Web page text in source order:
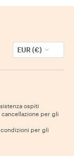
EUR (€)
ospiti
cancellazione per gli
per gli